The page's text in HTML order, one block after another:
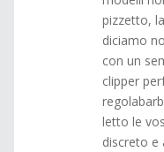
pizzetto,
diciamo
con un
clipper
letto le
discreto e